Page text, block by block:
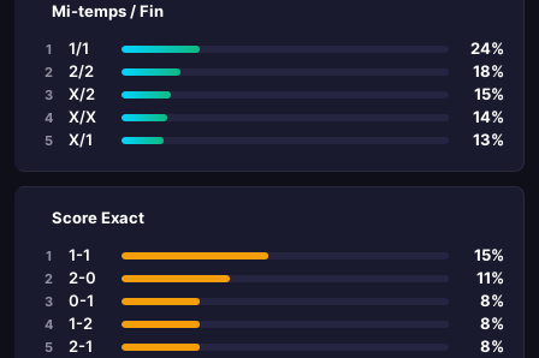
Mi-temps / Fin
1 1/1 24%
2 2/2 18%
3 X/2 15%
4 X/X 14%
5 X/1 13%
Score Exact
1 1-1 15%
2 2-0 11%
3 0-1 8%
4 1-2 8%
5 2-1 8%